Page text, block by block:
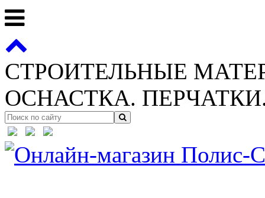
СТРОИТЕЛЬНЫЕ
ОСНАСТКА.